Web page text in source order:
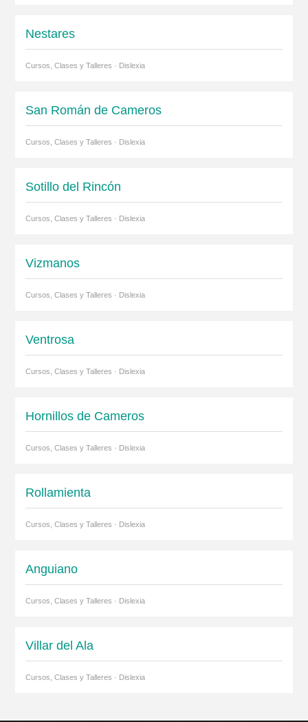
Nestares
Cursos, Clases y Talleres · Dislexia
San Román de Cameros
Cursos, Clases y Talleres · Dislexia
Sotillo del Rincón
Cursos, Clases y Talleres · Dislexia
Vizmanos
Cursos, Clases y Talleres · Dislexia
Ventrosa
Cursos, Clases y Talleres · Dislexia
Hornillos de Cameros
Cursos, Clases y Talleres · Dislexia
Rollamienta
Cursos, Clases y Talleres · Dislexia
Anguiano
Cursos, Clases y Talleres · Dislexia
Villar del Ala
Cursos, Clases y Talleres · Dislexia